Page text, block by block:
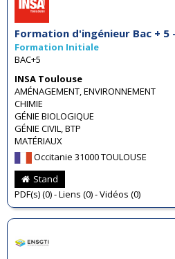
Formation d'ingénieur Bac + 5
Formation Initiale
BAC+5
INSA Toulouse
AMÉNAGEMENT, ENVIRONNEMENT
CHIMIE
GÉNIE BIOLOGIQUE
GÉNIE CIVIL, BTP
MATÉRIAUX
Occitanie 31000 TOULOUSE
Stand
PDF(s) (0) - Liens (0) - Vidéos (0)